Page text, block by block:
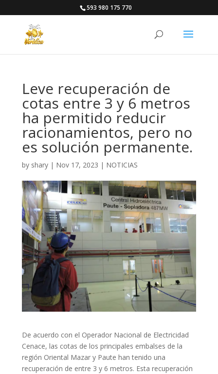
593 980 175 770
Leve recuperación de
cotas entre 3 y 6 metros
ha permitido reducir
racionamientos, pero no
es solución permanente.
by shary| Nov 17, 2023 | NOTICIAS
De acuerdo con el Operador Nacional de Electricidad
Cenace, las cotas de los principales embalses de la
región Oriental Mazar y Paute han tenido una
recuperación de entre 3 y 6 metros. Esta recuperación